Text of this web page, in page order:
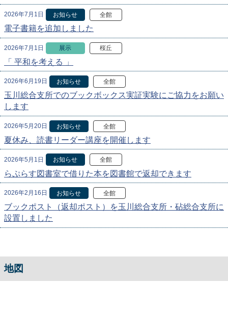
2026年7月1日 お知らせ 全館
電子書籍を追加しました
2026年7月1日 展示 桜丘
「 平和を考える 」
2026年6月19日 お知らせ 全館
玉川総合支所でのブックボックス実証実験にご協力をお願い
します
2026年5月20日 お知らせ 全館
夏休み、読書リーダー講座を開催します
2026年5月1日 お知らせ 全館
らぷらす図書室で借りた本を図書館で返却できます
2026年2月16日 お知らせ 全館
ブックポスト（返却ポスト）を玉川総合支所・砧総合支所に
設置しました
地図